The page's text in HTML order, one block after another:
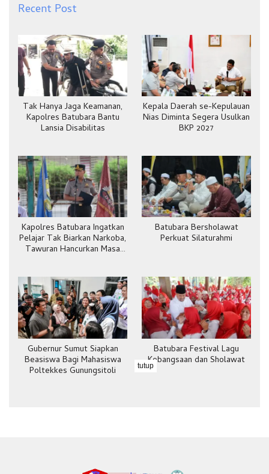
Recent Post
Tak Hanya Jaga Keamanan,
Kapolres Batubara Bantu
Lansia Disabilitas
Kepala Daerah se-Kepulauan
Nias Diminta Segera Usulkan
BKP 2027
Kapolres Batubara Ingatkan
Pelajar Tak Biarkan Narkoba,
Tawuran Hancurkan Masa
Batubara Bersholawat
Perkuat Silaturahmi
Gubernur Sumut Siapkan
Beasiswa Bagi Mahasiswa
Poltekkes Gunungsitoli
Batubara Festival Lagu
Kebangsaan dan Sholawat
tutup